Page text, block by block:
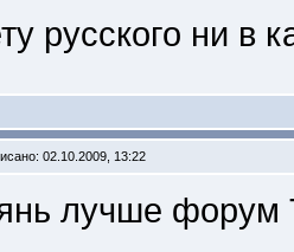
русского ни в
02.10.2009, 13:22
лучше форум